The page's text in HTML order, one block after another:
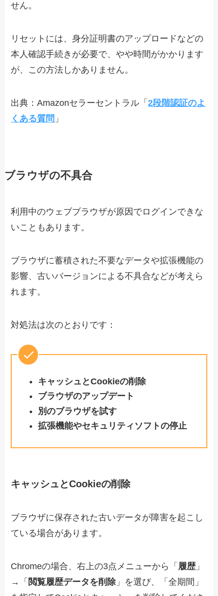
せん。
リセットには、身分証明書のアップロードなどの
本人確認手続きが必要で、やや時間がかかります
が、この方法しかありません。
出典：Amazonセラーセントラル「2段階認証のよ
くある質問 」
ブラウザの不具合
利用中のウェブブラウザが原因でログインできな
いこともあります。
ブラウザに蓄積された不要なデータや拡張機能の
影響、古いバージョンによる不具合などが考えら
れます。
対処法は次のとおりです：
キャッシュとCookieの削除
ブラウザのアップデート
別のブラウザを試す
拡張機能やセキュリティソフトの停止
キャッシュとCookieの削除
ブラウザに保存された古いデータが障害を起こし
ている場合があります。
Chromeの場合、右上の3点メニューから「 履歴 」
→「 閲覧履歴データを削除」を選び、「全期間」